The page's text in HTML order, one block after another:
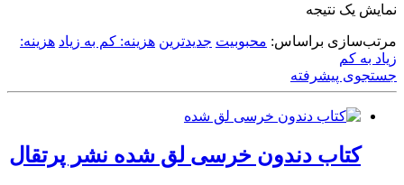
نمایش یک نتیجه
مرتب‌سازی براساس: محبوبیت جدیدترین هزینه: کم به زیاد هزینه:
زیاد به کم
جستجوی پیشرفته
کتاب دندون خرسی لق شده نشر پرتقال